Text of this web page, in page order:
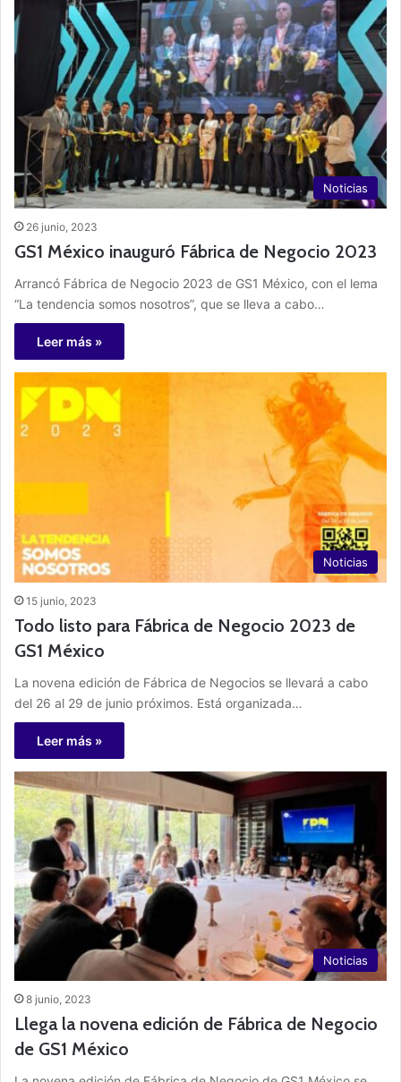
Noticias
26 junio, 2023
GS1 México inauguró Fábrica de Negocio 2023
Arrancó Fábrica de Negocio 2023 de GS1 México, con el lema
“La tendencia somos nosotros”, que se lleva a cabo…
Leer más »
Noticias
15 junio, 2023
Todo listo para Fábrica de Negocio 2023 de
GS1 México
La novena edición de Fábrica de Negocios se llevará a cabo
del 26 al 29 de junio próximos. Está organizada…
Leer más »
Noticias
8 junio, 2023
Llega la novena edición de Fábrica de Negocio
de GS1 México